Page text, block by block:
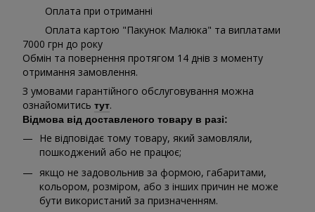
Оплата при отриманні
Оплата картою "Пакунок Малюка" та виплатами
7000 грн до року
Обмін та повернення протягом 14 днів з моменту
отримання замовлення.
З умовами гарантійного обслуговування можна
ознайомитись тут.
Відмова від доставленого товару в разі:
Не відповідає тому товару, який замовляли,
пошкоджений або не працює;
якщо не задовольнив за формою, габаритами,
кольором, розміром, або з інших причин не може
бути використаний за призначенням.